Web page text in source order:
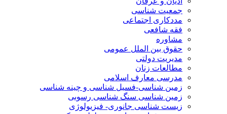
جمعیت شناسی
مددکاری اجتماعی
فقه شافعی
مشاوره
حقوق بین الملل عمومی
مدیریت دولتی
مطالعات زنان
مدرسی معارف اسلامی
زمین شناسی-فسیل شناسی و چینه شناسی
زمین شناسی سنگ شناسی رسوبی
زیست شناسی جانوری- فیزیولوژی